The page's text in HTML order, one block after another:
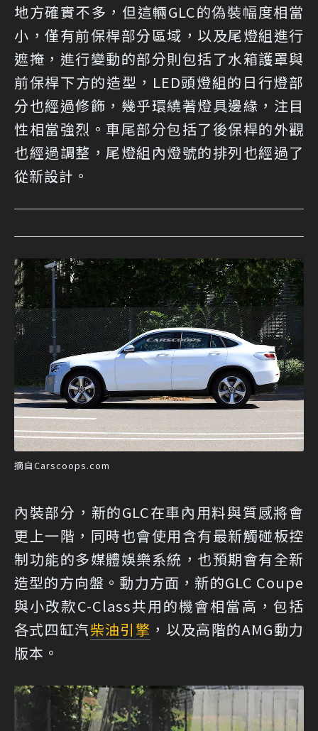
地方確實不多，但這輛GLC的偽裝幅度相當
小，僅有前保桿部分區域，以及尾燈組進行
遮掩，進行變動的部分則包括了水箱護罩與
前保桿下方的造型，LED頭燈組的日行燈部
分也經過修飾，幾乎環繞著燈具邊緣，注目
性相當強烈。車尾部分包括了後保桿的外觀
也經過調整，尾燈組內燈號的排列也經過了
從新設計。
摘自Carscoops.com
內裝部分，新的GLC在車內用料與質感將會
更上一階，同時也會使用含有最新觸碰板控
制功能的多媒體娛樂系統，也預期會有全新
造型的方向盤。動力方面，新的GLC Coupe
與小改款C-Class共用的機會相當高，包括
各式四缸汽柴油引擎 ，以及高階的AMG動力
版本。